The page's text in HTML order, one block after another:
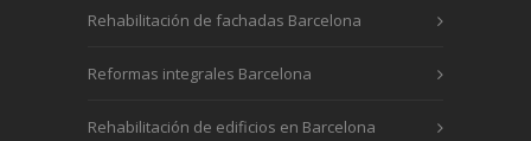
Rehabilitación de fachadas Barcelona
Reformas integrales Barcelona
Rehabilitación de edificios en Barcelona